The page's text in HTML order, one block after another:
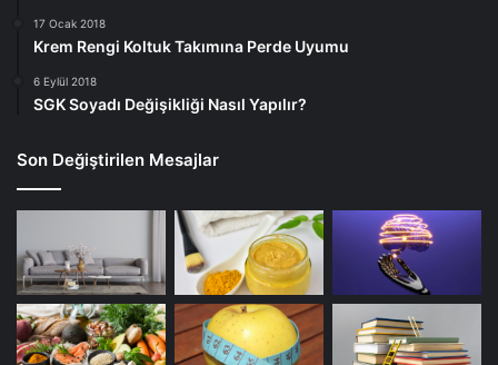
17 Ocak 2018
Krem Rengi Koltuk Takımına Perde Uyumu
6 Eylül 2018
SGK Soyadı Değişikliği Nasıl Yapılır?
Son Değiştirilen Mesajlar